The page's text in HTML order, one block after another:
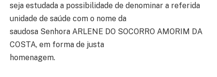
seja estudada a possibilidade de denominar a referida
unidade de saúde com o nome da
saudosa Senhora ARLENE DO SOCORRO AMORIM DA
COSTA, em forma de justa
homenagem.